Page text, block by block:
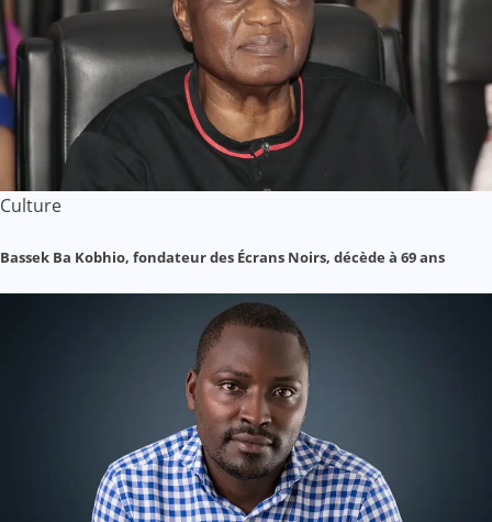
Culture
Bassek Ba Kobhio, fondateur des Écrans Noirs, décède à 69 ans